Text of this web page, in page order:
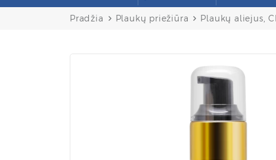
Pradžia Plaukų priežiūra Plaukų aliejus,